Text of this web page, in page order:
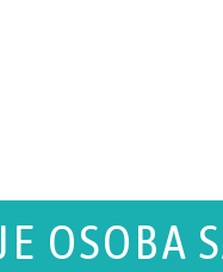
OSOBA